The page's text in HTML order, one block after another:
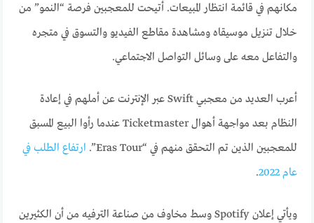
مكانهم في قائمة انتظار المبيعات. أتيحت للمعجبين فرصة “النمو” من
خلال تنزيل موسيقاه ومشاهدة مقاطع الفيديو والتسوق في متجره
والتفاعل معه على وسائل التواصل الاجتماعي.
أعرب العديد من معجبي Swift عبر الإنترنت عن أملهم في إعادة
النظام بعد مواجهة أهوال Ticketmaster عندما رأوا البيع المسبق
للمعجبين الذين تم التحقق منهم في “Eras Tour”.
ارتفاع الطلب في
عام 2022
.
ويأتي إعلان Spotify وسط مخاوف من صناعة الترفيه من أن الكثيرين